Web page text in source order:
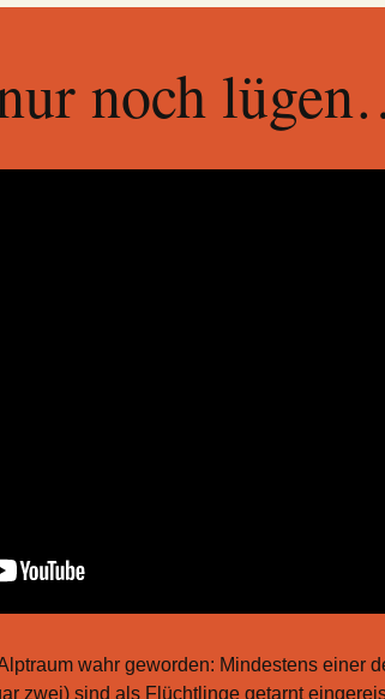
noch
wahr geworden: Mindestens einer
zwei) sind als Flüchtlinge getarnt